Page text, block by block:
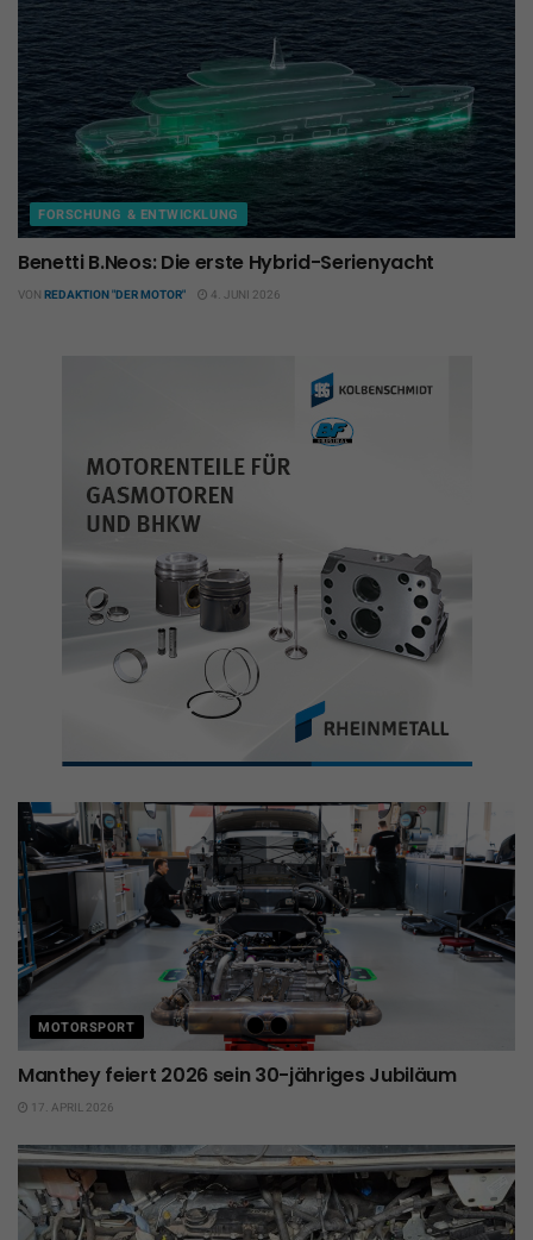
FORSCHUNG & ENTWICKLUNG
Benetti B.Neos: Die erste Hybrid-Serienyacht
VON REDAKTION "DER MOTOR" 4. JUNI 2026
MOTORSPORT
Manthey feiert 2026 sein 30-jähriges Jubiläum
17. APRIL 2026